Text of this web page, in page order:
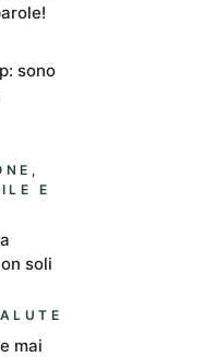
sono
,
E
soli
mai